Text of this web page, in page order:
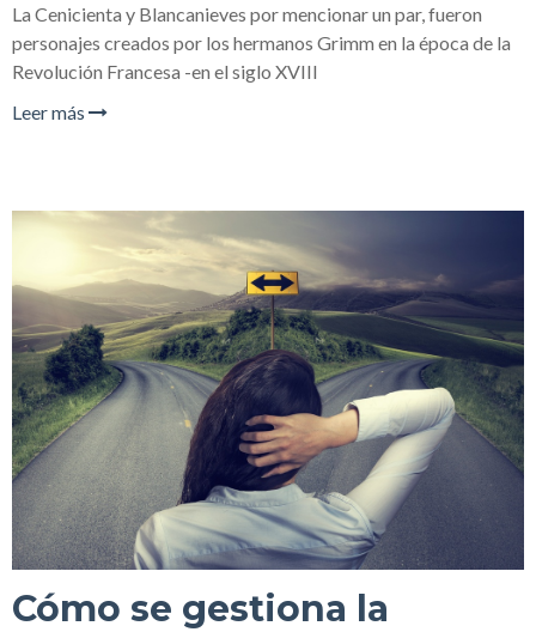
La Cenicienta y Blancanieves por mencionar un par, fueron
personajes creados por los hermanos Grimm en la época de la
Revolución Francesa -en el siglo XVIII
Leer más
Cómo se gestiona la